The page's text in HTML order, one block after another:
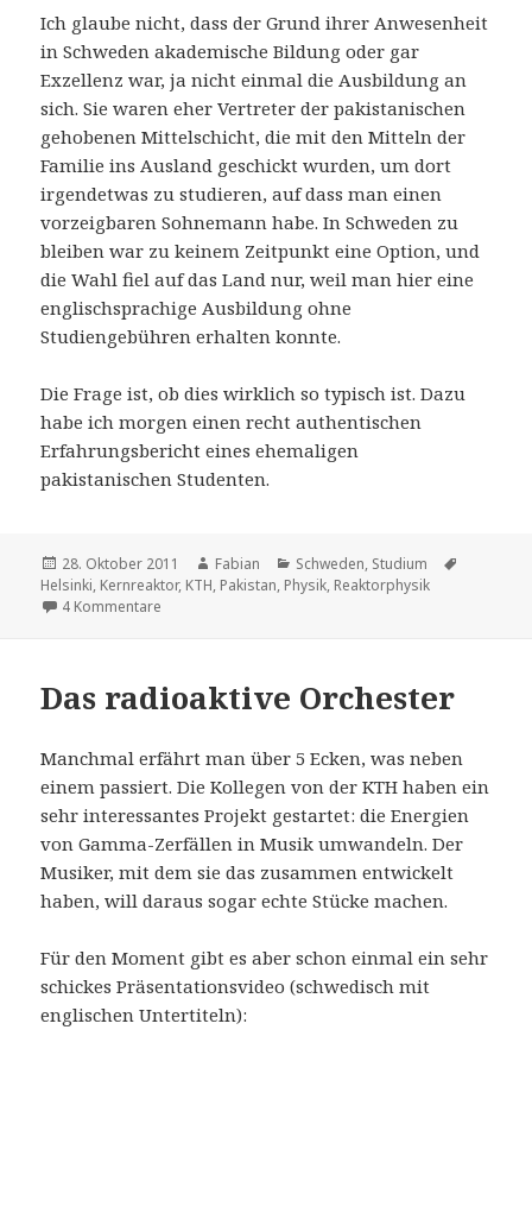
Ich glaube nicht, dass der Grund ihrer Anwesenheit
in Schweden akademische Bildung oder gar
Exzellenz war, ja nicht einmal die Ausbildung an
sich. Sie waren eher Vertreter der pakistanischen
gehobenen Mittelschicht, die mit den Mitteln der
Familie ins Ausland geschickt wurden, um dort
irgendetwas zu studieren, auf dass man einen
vorzeigbaren Sohnemann habe. In Schweden zu
bleiben war zu keinem Zeitpunkt eine Option, und
die Wahl fiel auf das Land nur, weil man hier eine
englischsprachige Ausbildung ohne
Studiengebühren erhalten konnte.
Die Frage ist, ob dies wirklich so typisch ist. Dazu
habe ich morgen einen recht authentischen
Erfahrungsbericht eines ehemaligen
pakistanischen Studenten.
Veröffentlicht
am
28. Oktober 2011 Autor
Fabian Kategorien
Schweden, Studium
Helsinki, Kernreaktor, KTH, Pakistan, Physik, Reaktorphysik
4 Kommentare
Das radioaktive Orchester
Manchmal erfährt man über 5 Ecken, was neben
einem passiert. Die Kollegen von der KTH haben ein
sehr interessantes Projekt gestartet: die Energien
von Gamma-Zerfällen in Musik umwandeln. Der
Musiker, mit dem sie das zusammen entwickelt
haben, will daraus sogar echte Stücke machen.
Für den Moment gibt es aber schon einmal ein sehr
schickes Präsentationsvideo (schwedisch mit
englischen Untertiteln):